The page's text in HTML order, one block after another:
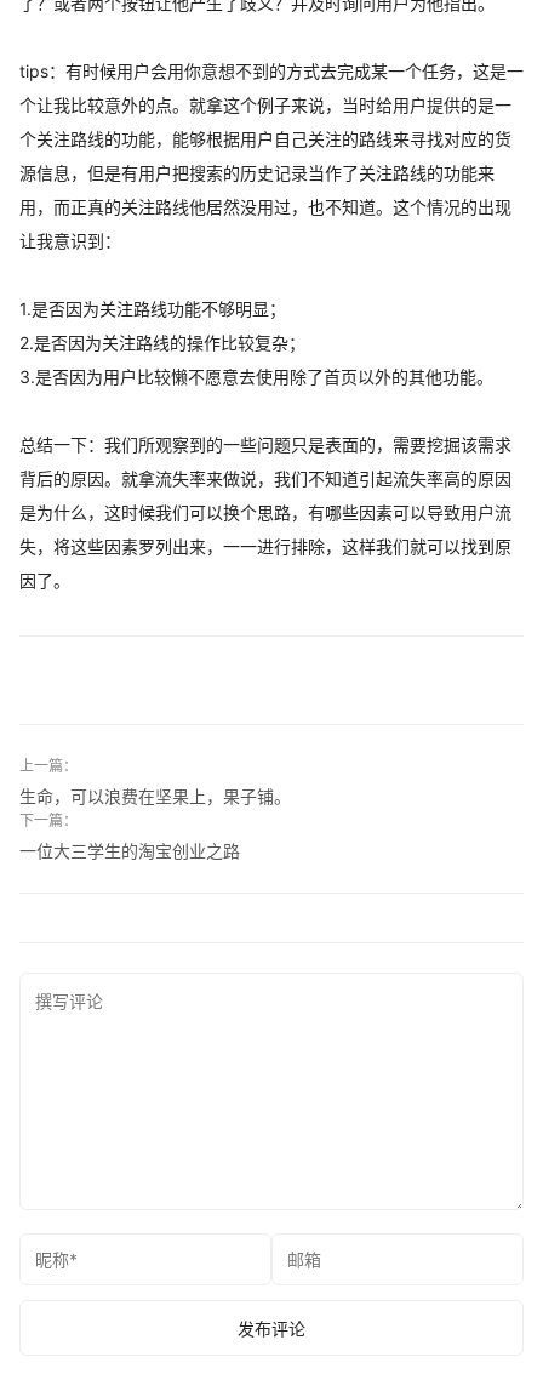
tips：有时候用户会用你意想不到的方式去完成某一个任务，这是一
个让我比较意外的点。就拿这个例子来说，当时给用户提供的是一
个关注路线的功能，能够根据用户自己关注的路线来寻找对应的货
源信息，但是有用户把搜索的历史记录当作了关注路线的功能来
用，而正真的关注路线他居然没用过，也不知道。这个情况的出现
让我意识到：
1.是否因为关注路线功能不够明显；
2.是否因为关注路线的操作比较复杂；
3.是否因为用户比较懒不愿意去使用除了首页以外的其他功能。
总结一下：我们所观察到的一些问题只是表面的，需要挖掘该需求
背后的原因。就拿流失率来做说，我们不知道引起流失率高的原因
是为什么，这时候我们可以换个思路，有哪些因素可以导致用户流
失，将这些因素罗列出来，一一进行排除，这样我们就可以找到原
因了。
上一篇：
生命，可以浪费在坚果上，果子铺。
下一篇：
一位大三学生的淘宝创业之路